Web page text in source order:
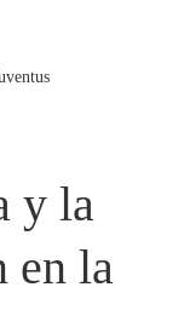
y la
en la